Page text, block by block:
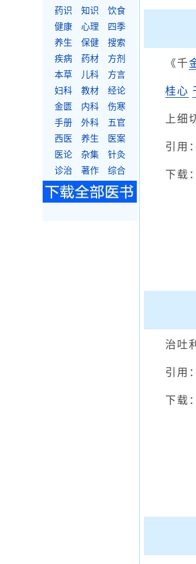
《千
桂心
上细
引用：
下载：
治吐
引用：
下载：
药识
知识
饮食
健康
心理
四季
养生
保健
搜索
疾病
药材
方剂
本草
儿科
方言
妇科
教材
经论
金匮
内科
伤寒
手册
外科
五官
西医
养生
医案
医论
杂集
针灸
诊治
著作 综合